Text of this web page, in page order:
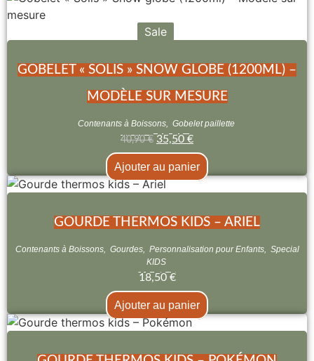
Sale
GOBELET « SOLIS » SNOW GLOBE (1200ML) –
MODÈLE SUR MESURE
Contenants à Boissons, Gobelet paillette
40,90€ 35,50 €
Ajouter au panier
GOURDE THERMOS KIDS – ARIEL
Contenants à Boissons, Gourdes, Personnalisation pour Enfants, Special
KIDS
18,50 €
Ajouter au panier